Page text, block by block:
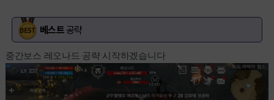
베스트공략
중간보스 레오나드 공략 시작하겠습니다